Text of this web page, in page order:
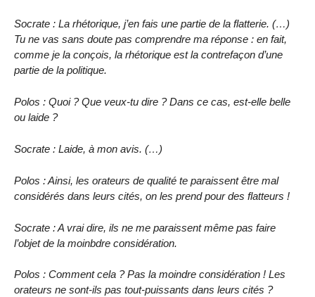
Socrate : La rhétorique, j’en fais une partie de la flatterie. (…)
Tu ne vas sans doute pas comprendre ma réponse : en fait,
comme je la conçois, la rhétorique est la contrefaçon d’une
partie de la politique.
Polos : Quoi ? Que veux-tu dire ? Dans ce cas, est-elle belle
ou laide ?
Socrate : Laide, à mon avis. (…)
Polos : Ainsi, les orateurs de qualité te paraissent être mal
considérés dans leurs cités, on les prend pour des flatteurs !
Socrate : A vrai dire, ils ne me paraissent même pas faire
l’objet de la moinbdre considération.
Polos : Comment cela ? Pas la moindre considération ! Les
orateurs ne sont-ils pas tout-puissants dans leurs cités ?